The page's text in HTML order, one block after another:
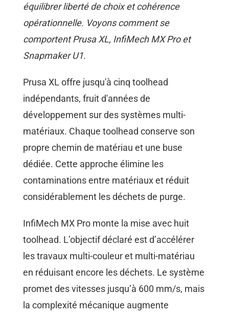
équilibrer liberté de choix et cohérence
opérationnelle. Voyons comment se
comportent Prusa XL, InfiMech MX Pro et
Snapmaker U1.
Prusa XL offre jusqu'à cinq toolhead
indépendants, fruit d'années de
développement sur des systèmes multi-
matériaux. Chaque toolhead conserve son
propre chemin de matériau et une buse
dédiée. Cette approche élimine les
contaminations entre matériaux et réduit
considérablement les déchets de purge.
InfiMech MX Pro monte la mise avec huit
toolhead. L’objectif déclaré est d’accélérer
les travaux multi-couleur et multi-matériau
en réduisant encore les déchets. Le système
promet des vitesses jusqu’à 600 mm/s, mais
la complexité mécanique augmente